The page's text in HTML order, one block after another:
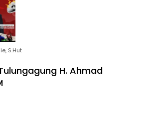
S.Hut
H. Ahmad